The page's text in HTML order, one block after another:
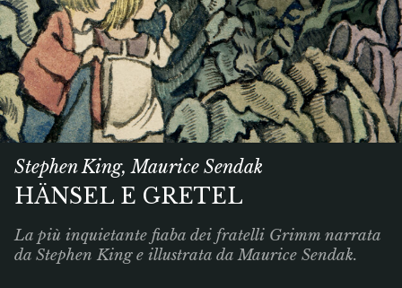
Stephen King, Maurice Sendak
HÄNSEL E GRETEL
La più inquietante fiaba dei fratelli Grimm narrata
da Stephen King e illustrata da Maurice Sendak.